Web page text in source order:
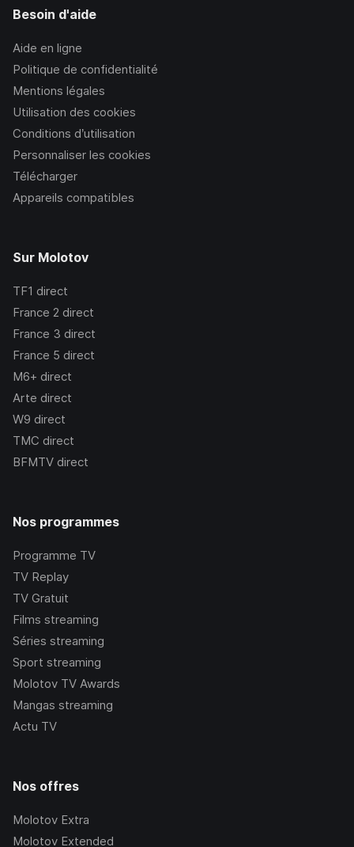
Besoin d'aide
Aide en ligne
Politique de confidentialité
Mentions légales
Utilisation des cookies
Conditions d’utilisation
Personnaliser les cookies
Télécharger
Appareils compatibles
Sur Molotov
TF1 direct
France 2 direct
France 3 direct
France 5 direct
M6+ direct
Arte direct
W9 direct
TMC direct
BFMTV direct
Nos programmes
Programme TV
TV Replay
TV Gratuit
Films streaming
Séries streaming
Sport streaming
Molotov TV Awards
Mangas streaming
Actu TV
Nos offres
Molotov Extra
Molotov Extended